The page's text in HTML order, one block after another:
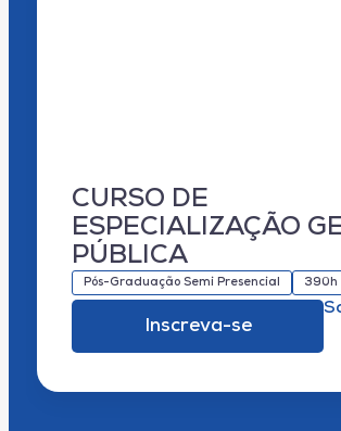
CURSO DE
ESPECIALIZAÇÃO
PÚBLICA
Pós-Graduação Semi Presencial 390h
Inscreva-se